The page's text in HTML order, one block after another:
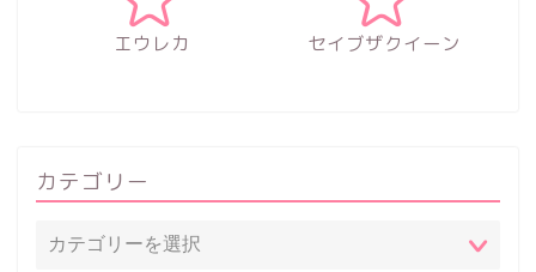
エウレカ セイブザクイーン
カテゴリー